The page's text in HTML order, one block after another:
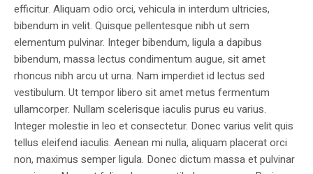
efficitur. Aliquam odio orci, vehicula in interdum ultricies,
bibendum in velit. Quisque pellentesque nibh ut sem
elementum pulvinar. Integer bibendum, ligula a dapibus
bibendum, massa lectus condimentum augue, sit amet
rhoncus nibh arcu ut urna. Nam imperdiet id lectus sed
vestibulum. Ut tempor libero sit amet metus fermentum
ullamcorper. Nullam scelerisque iaculis purus eu varius.
Integer molestie in leo et consectetur. Donec varius velit quis
tellus eleifend iaculis. Aenean mi nulla, aliquam placerat orci
non, maximus semper ligula. Donec dictum massa et pulvinar